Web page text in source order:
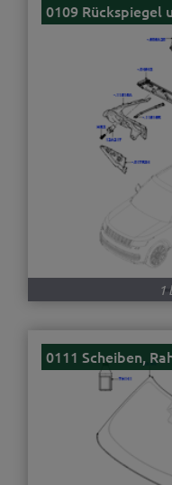
0109 Rückspiegel
1
0111 Scheiben,